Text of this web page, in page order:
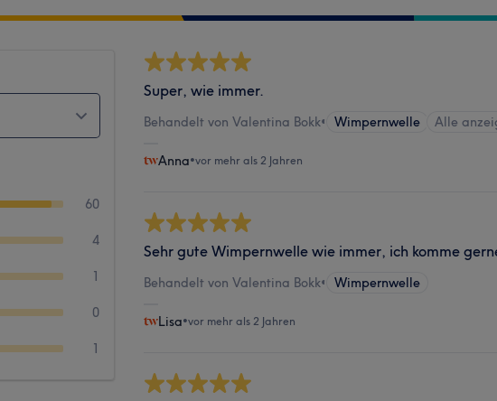
60
4
1
0
1
Super, wie immer.
Behandelt von Valentina Bokk• Wimpernwelle Alle
Anna•vor mehr als 2 Jahren
Sehr gute Wimpernwelle wie immer, ich komme
Behandelt von Valentina Bokk• Wimpernwelle
Lisa•vor mehr als 2 Jahren